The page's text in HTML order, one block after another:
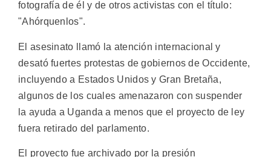
fotografía de él y de otros activistas con el título:
"Ahórquenlos".
El asesinato llamó la atención internacional y
desató fuertes protestas de gobiernos de Occidente,
incluyendo a Estados Unidos y Gran Bretaña,
algunos de los cuales amenazaron con suspender
la ayuda a Uganda a menos que el proyecto de ley
fuera retirado del parlamento.
El proyecto fue archivado por la presión